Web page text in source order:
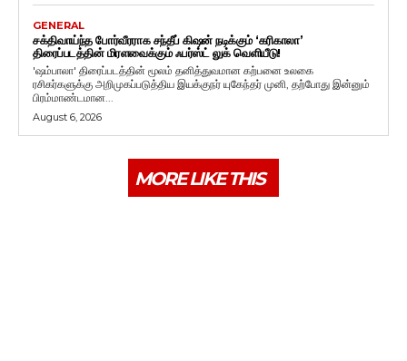
GENERAL
சக்திவாய்ந்த போர்வீரராக சந்தீப் கிஷன் நடிக்கும் ‘கரிகாலா’
திரைப்படத்தின் மிரளவைக்கும் ஃபர்ஸ்ட் லுக் வெளியீடு!
'ஷம்பாலா' திரைப்படத்தின் மூலம் தனித்துவமான கற்பனை உலகை
ரசிகர்களுக்கு அறிமுகப்படுத்திய இயக்குநர் யுகேந்தர் முனி, தற்போது இன்னும்
பிரம்மாண்டமான...
August 6, 2026
MORE LIKE THIS